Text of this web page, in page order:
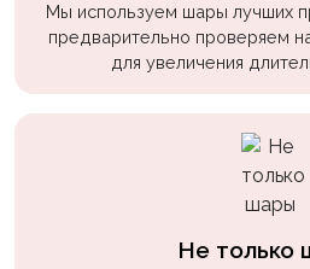
Мы используем шары лучших
предварительно проверяем
для увеличения
Не только
Супергерои